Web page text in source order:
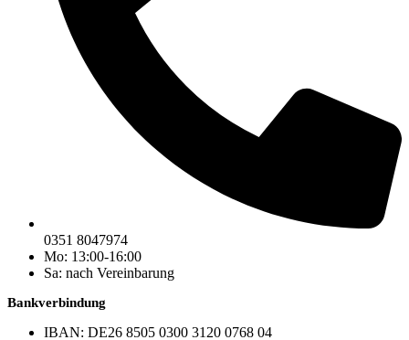
0351 8047974
Mo: 13:00-16:00
Sa: nach Vereinbarung
Bankverbindung
IBAN: DE26 8505 0300 3120 0768 04